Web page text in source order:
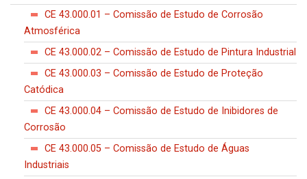
CE 43.000.01 – Comissão de Estudo de Corrosão
Atmosférica
CE 43.000.02 – Comissão de Estudo de Pintura Industrial
CE 43.000.03 – Comissão de Estudo de Proteção
Catódica
CE 43.000.04 – Comissão de Estudo de Inibidores de
Corrosão
CE 43.000.05 – Comissão de Estudo de Águas
Industriais